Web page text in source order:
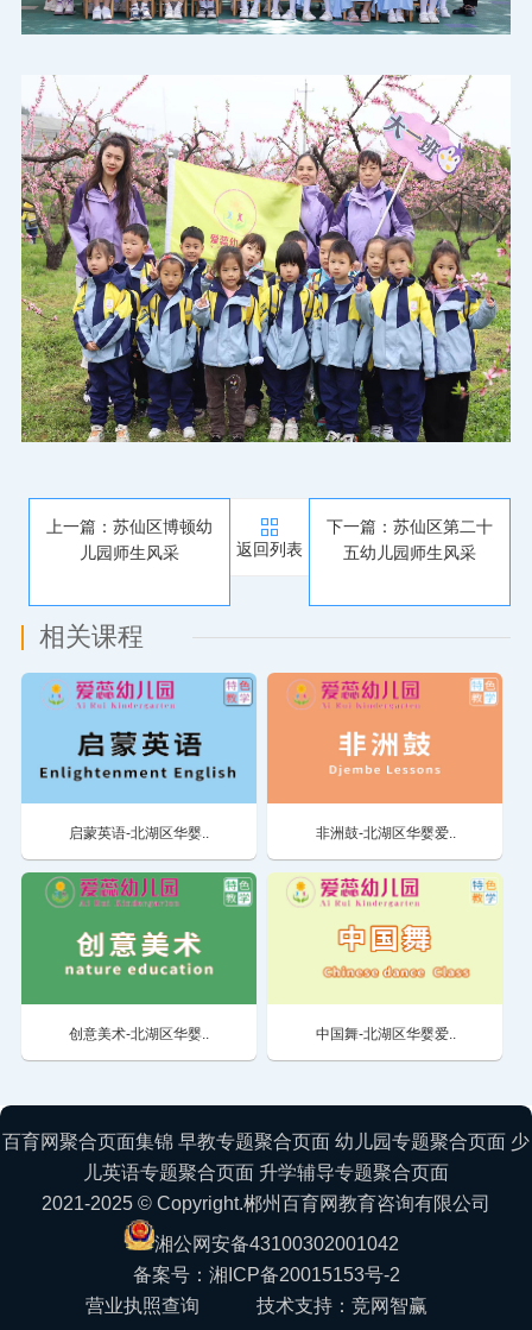
上一篇：苏仙区博顿幼
儿园师生风采
下一篇：苏仙区第二十
五幼儿园师生风采
返回列表
相关课程
启蒙英语-北湖区华婴.. 非洲鼓-北湖区华婴爱..
创意美术-北湖区华婴.. 中国舞-北湖区华婴爱..
百育网聚合页面集锦 早教专题聚合页面 幼儿园专题聚合页面 少
儿英语专题聚合页面 升学辅导专题聚合页面
2021-2025 © Copyright.郴州百育网教育咨询有限公司
湘公网安备43100302001042
备案号：湘ICP备20015153号-2
营业执照查询 技术支持：竞网智赢